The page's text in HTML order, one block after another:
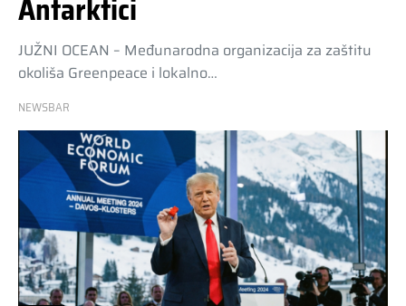
Antarktici
JUŽNI OCEAN – Međunarodna organizacija za zaštitu
okoliša Greenpeace i lokalno…
NEWSBAR